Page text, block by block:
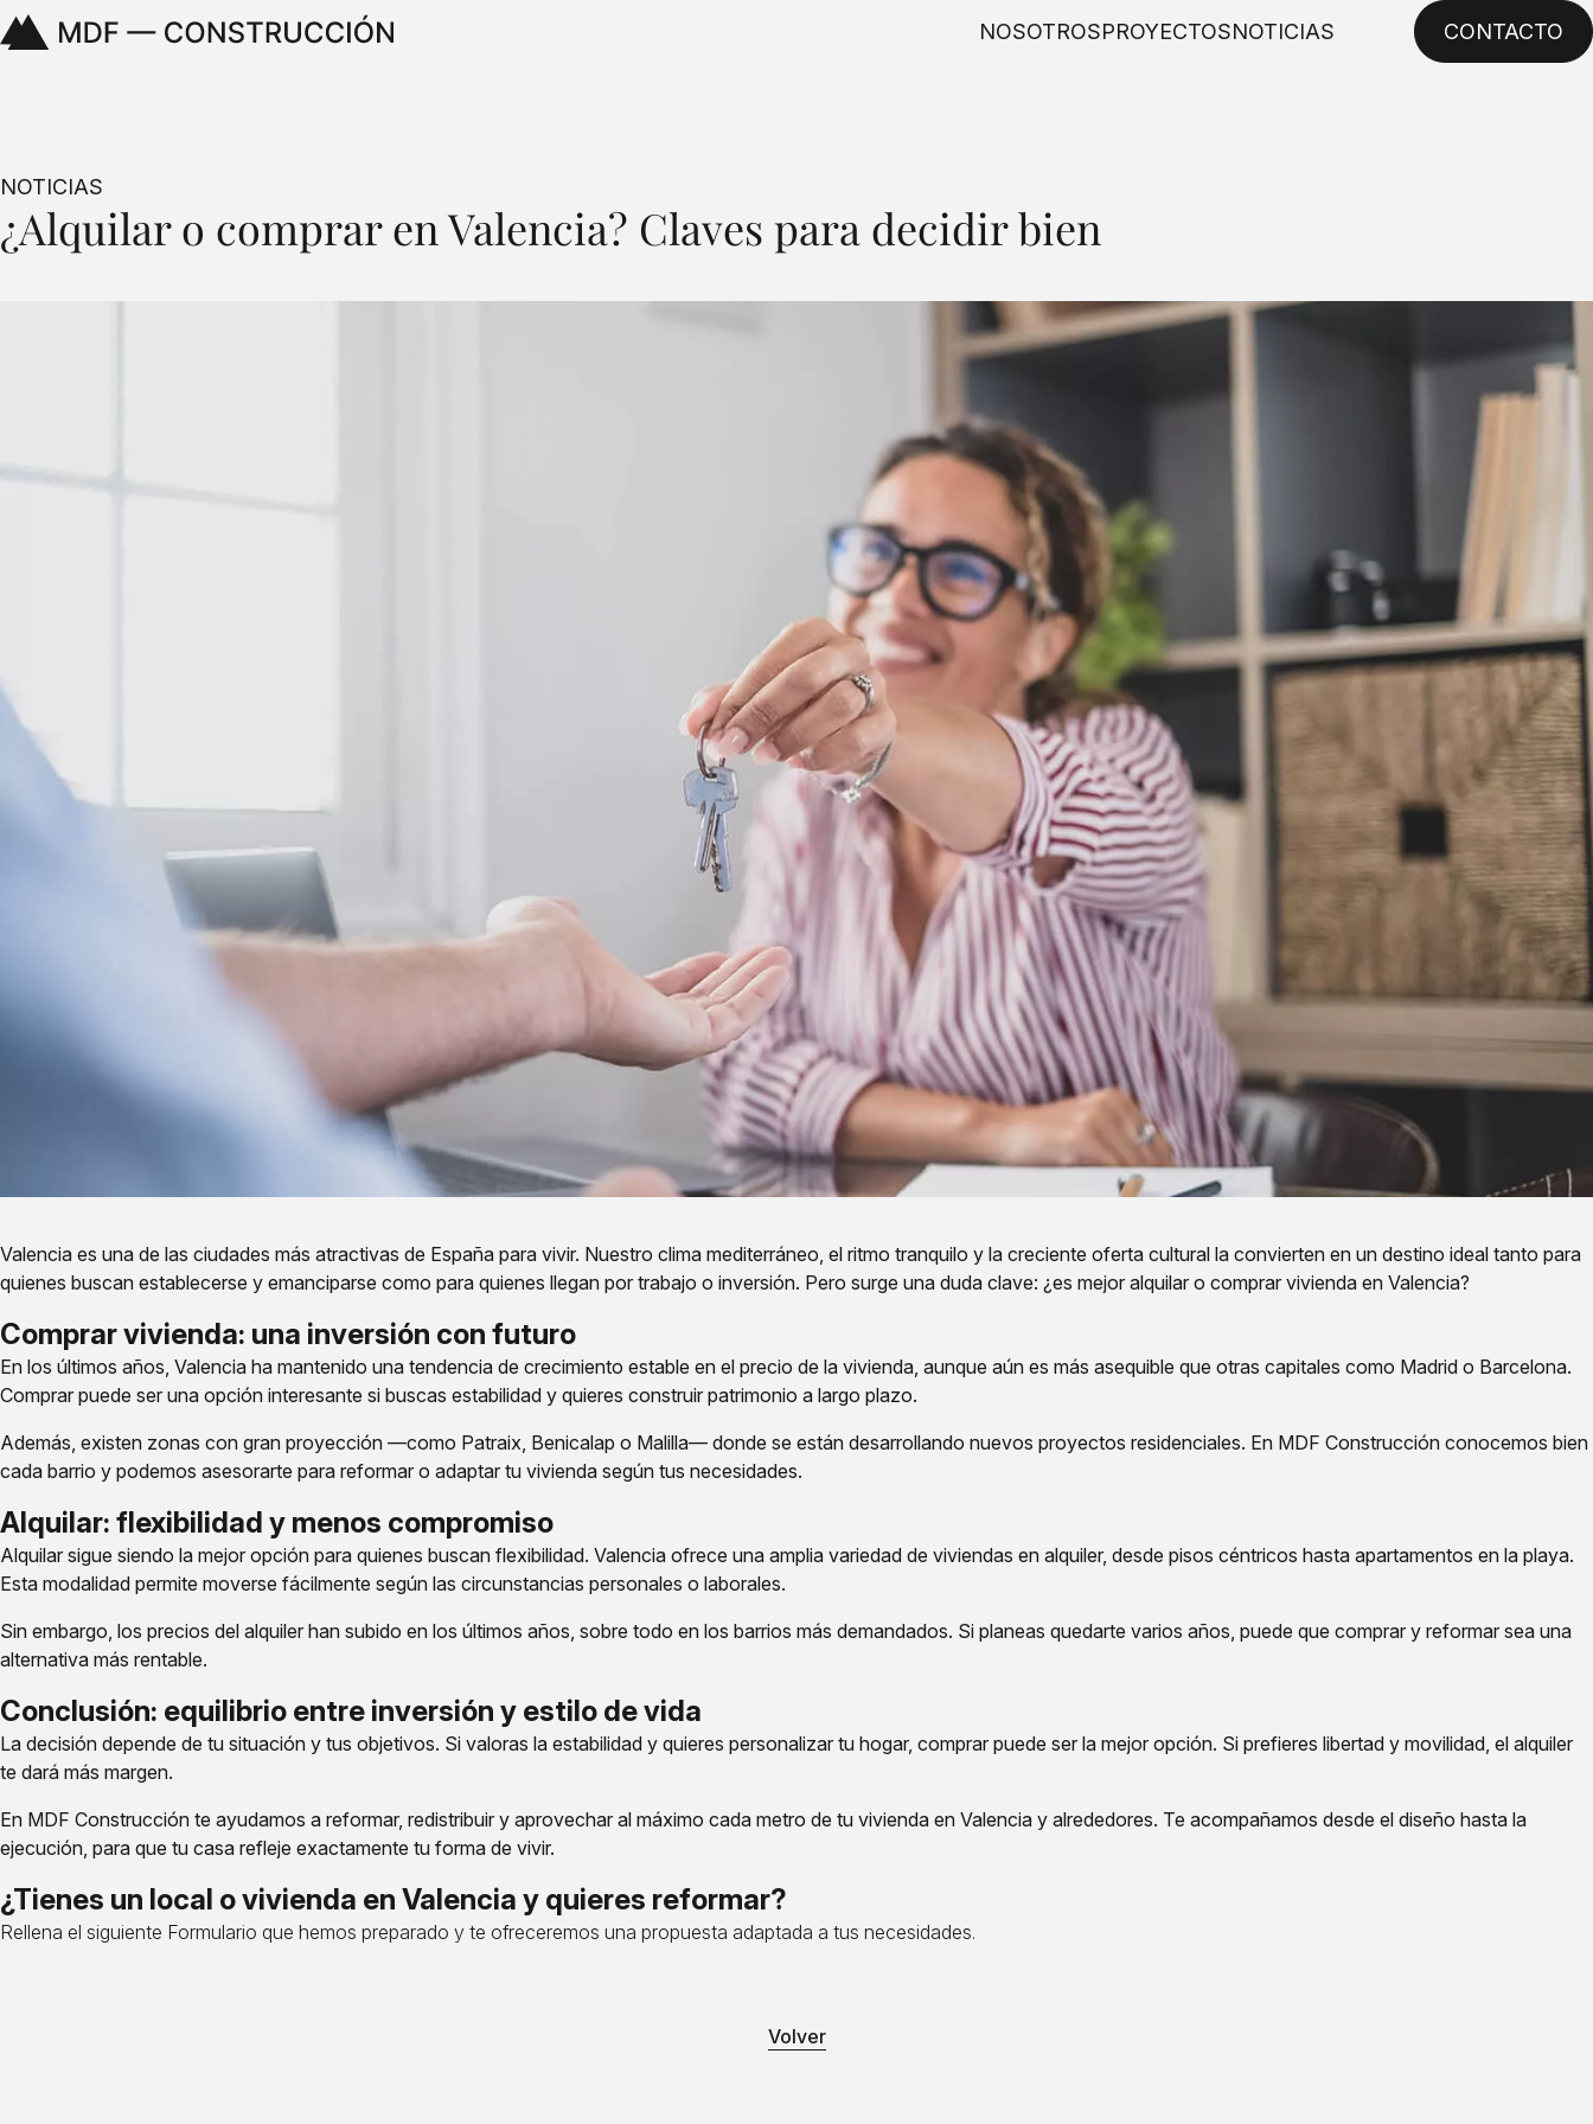
NOSOTROSPROYECTOSNOTICIAS CONTACTO
NOTICIAS
¿Alquilar o comprar en Valencia? Claves para decidir bien
Valencia es una de las ciudades más atractivas de España para vivir. Nuestro clima mediterráneo, el ritmo tranquilo y la creciente oferta cultural la convierten en un destino ideal tanto para
quienes buscan establecerse y emanciparse como para quienes llegan por trabajo o inversión. Pero surge una duda clave: ¿es mejor alquilar o comprar vivienda en Valencia?
Comprar vivienda: una inversión con futuro
En los últimos años, Valencia ha mantenido una tendencia de crecimiento estable en el precio de la vivienda, aunque aún es más asequible que otras capitales como Madrid o Barcelona.
Comprar puede ser una opción interesante si buscas estabilidad y quieres construir patrimonio a largo plazo.
Además, existen zonas con gran proyección —como Patraix, Benicalap o Malilla— donde se están desarrollando nuevos proyectos residenciales. En MDF Construcción conocemos bien
cada barrio y podemos asesorarte para reformar o adaptar tu vivienda según tus necesidades.
Alquilar: flexibilidad y menos compromiso
Alquilar sigue siendo la mejor opción para quienes buscan flexibilidad. Valencia ofrece una amplia variedad de viviendas en alquiler, desde pisos céntricos hasta apartamentos en la playa.
Esta modalidad permite moverse fácilmente según las circunstancias personales o laborales.
Sin embargo, los precios del alquiler han subido en los últimos años, sobre todo en los barrios más demandados. Si planeas quedarte varios años, puede que comprar y reformar sea una
alternativa más rentable.
Conclusión: equilibrio entre inversión y estilo de vida
La decisión depende de tu situación y tus objetivos. Si valoras la estabilidad y quieres personalizar tu hogar, comprar puede ser la mejor opción. Si prefieres libertad y movilidad, el alquiler
te dará más margen.
En MDF Construcción te ayudamos a reformar, redistribuir y aprovechar al máximo cada metro de tu vivienda en Valencia y alrededores. Te acompañamos desde el diseño hasta la
ejecución, para que tu casa refleje exactamente tu forma de vivir.
¿Tienes un local o vivienda en Valencia y quieres reformar?
Rellena el siguiente Formulario que hemos preparado y te ofreceremos una propuesta adaptada a tus necesidades.
Volver